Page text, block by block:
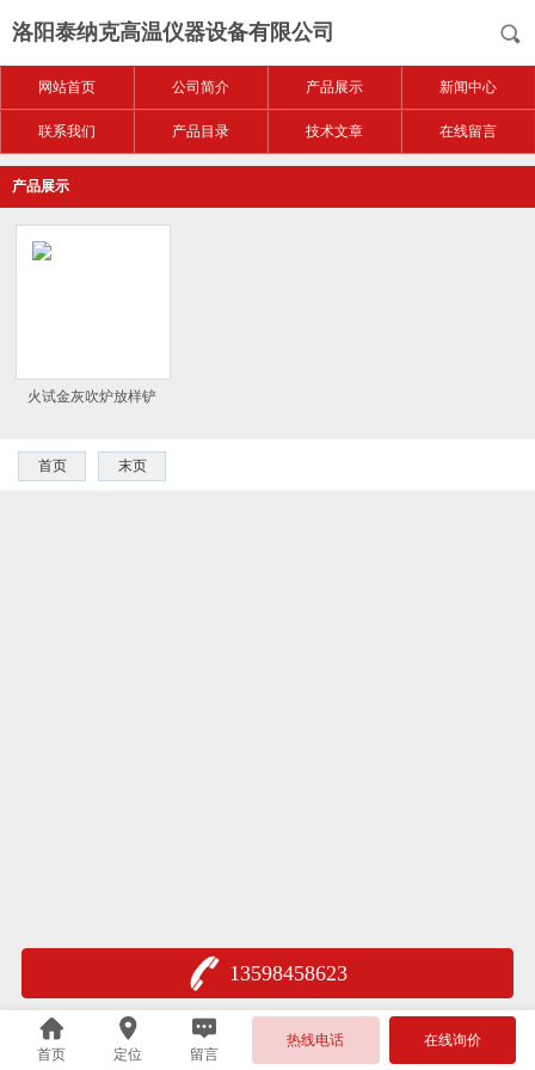
洛阳泰纳克高温仪器设备有限公司
网站首页 公司简介 产品展示 新闻中心
联系我们 产品目录 技术文章 在线留言
产品展示
火试金灰吹炉放样铲
首页 末页
13598458623
首页 定位 留言
热线电话 在线询价